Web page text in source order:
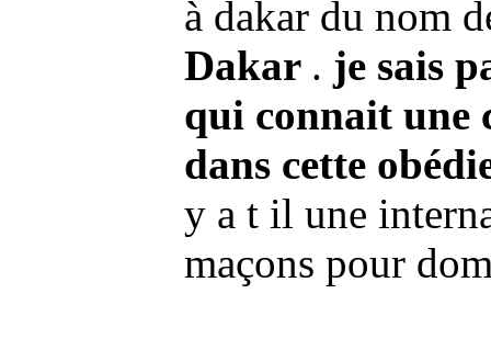
à dakar du nom
Dakar . je sais
qui connait une
dans cette
y a t il une
maçons pour